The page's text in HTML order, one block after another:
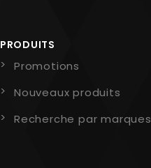
PRODUITS
Promotions
Nouveaux produits
Recherche par marques